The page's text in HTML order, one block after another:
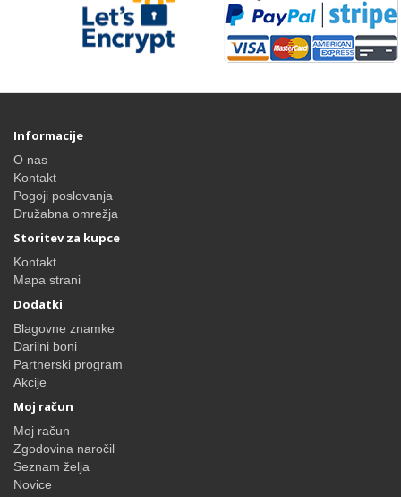
Informacije
O nas
Kontakt
Pogoji poslovanja
Družabna omrežja
Storitev za kupce
Kontakt
Mapa strani
Dodatki
Blagovne znamke
Darilni boni
Partnerski program
Akcije
Moj račun
Moj račun
Zgodovina naročil
Seznam želja
Novice